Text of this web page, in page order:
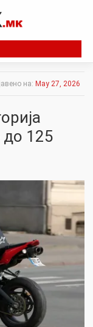
на: May 27, 2026
125